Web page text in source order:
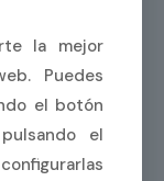
del
la mejor
Puedes
el botón
el